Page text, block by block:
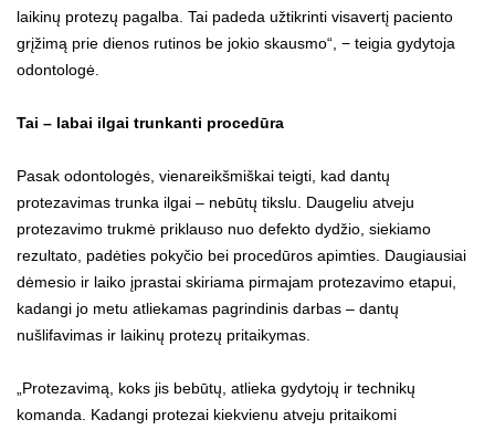
laikinų protezų pagalba. Tai padeda užtikrinti visavertį paciento
grįžimą prie dienos rutinos be jokio skausmo“, − teigia gydytoja
odontologė.
Tai – labai ilgai trunkanti procedūra
Pasak odontologės, vienareikšmiškai teigti, kad dantų
protezavimas trunka ilgai – nebūtų tikslu. Daugeliu atveju
protezavimo trukmė priklauso nuo defekto dydžio, siekiamo
rezultato, padėties pokyčio bei procedūros apimties. Daugiausiai
dėmesio ir laiko įprastai skiriama pirmajam protezavimo etapui,
kadangi jo metu atliekamas pagrindinis darbas – dantų
nušlifavimas ir laikinų protezų pritaikymas.
„Protezavimą, koks jis bebūtų, atlieka gydytojų ir technikų
komanda. Kadangi protezai kiekvienu atveju pritaikomi